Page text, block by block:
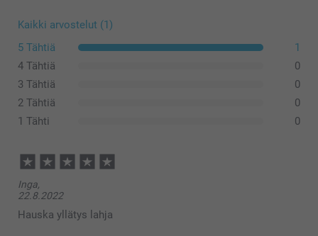
Kaikki arvostelut (1)
5 Tähtiä
1
4 Tähtiä
0
3 Tähtiä
0
2 Tähtiä
0
1 Tähti
0
Inga,
22.8.2022
Hauska yllätys lahja